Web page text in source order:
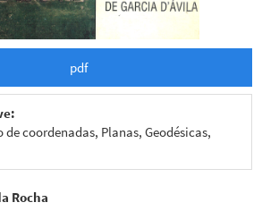
pdf
de coordenadas, Planas, Geodésicas,
Rocha